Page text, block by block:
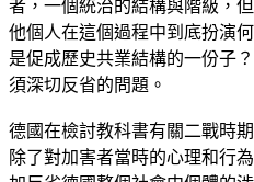
者，一個統治的結構與階級，
他個人在這個過程中到底扮演
是促成歷史共業結構的一份子
須深切反省的問題。
德國在檢討教科書有關二戰時
除了對加害者當時的心理和行